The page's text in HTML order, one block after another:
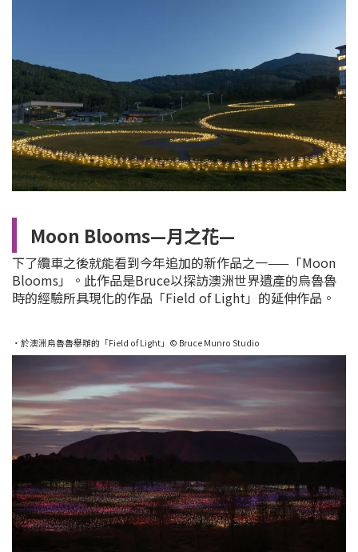
Moon Blooms—月之花—
下了纜車之後就能看到今年追加的新作品之一——「Moon
Blooms」。此作品是Bruce以探訪澳洲世界遺產的烏魯魯
時的經驗所具現化的作品「Field of Light」的延伸作品。
・於澳洲烏魯魯舉辦的「Field of Light」© Bruce Munro Studio